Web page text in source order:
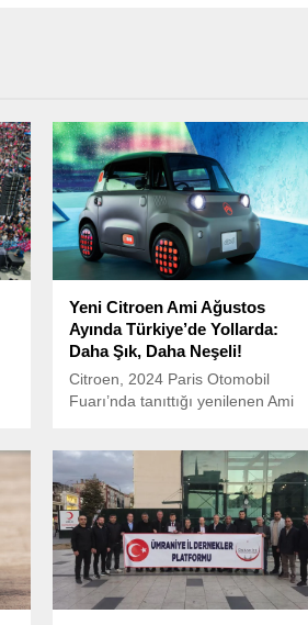
Yeni Citroen Ami Ağustos
Ayında Türkiye’de Yollarda:
Daha Şık, Daha Neşeli!
Citroen, 2024 Paris Otomobil
Fuarı’nda tanıttığı yenilenen Ami